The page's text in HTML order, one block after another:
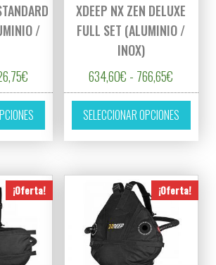
/
€Rango de precios: desde 588,05€ hasta
Este producto tiene múltiples variantes.
XDEEP NX ZEN DELUXE
FULL SET (ALUMINIO /
INOX)
634,60€ - 766,65€
SELECCIONAR OPCIONES
Este
¡Oferta! ¡Oferta!